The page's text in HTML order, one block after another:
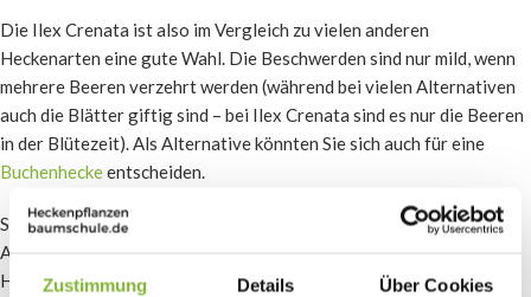
Zustimmung Details Über Cookies
Die Ilex Crenata ist also im Vergleich zu vielen anderen
Heckenarten eine gute Wahl. Die Beschwerden sind nur mild, wenn
mehrere Beeren verzehrt werden (während bei vielen Alternativen
auch die Blätter giftig sind – bei Ilex Crenata sind es nur die Beeren
in der Blütezeit). Als Alternative könnten Sie sich auch für eine
Buchenheckeentscheiden.
Sind Sie auf der Suche nach einer persönlichen Beratung für die
Auswahl Ihrer neuen Hecke? Dann wenden Sie sich an
Heckenpflanzenbaumschule.de. Wir beraten Sie gerne auf der